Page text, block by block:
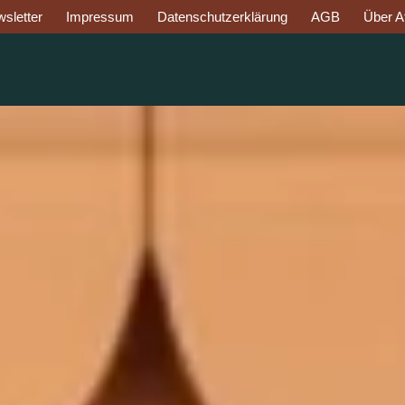
Impressum Datenschutzerklärung AGB Über